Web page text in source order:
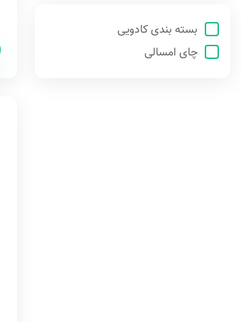
چای زعفران
چای سفید
بسته بندی کادویی
چای امسالی